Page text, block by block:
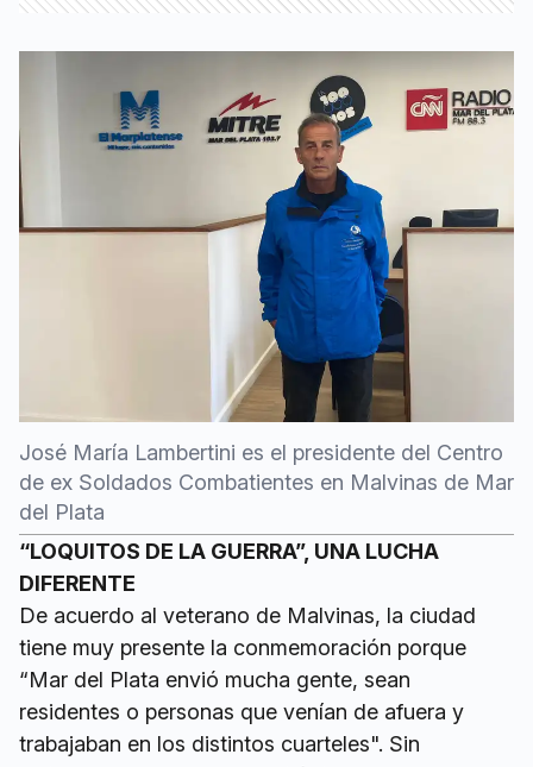
José María Lambertini es el presidente del Centro
de ex Soldados Combatientes en Malvinas de Mar
del Plata
“LOQUITOS DE LA GUERRA”, UNA LUCHA
DIFERENTE
De acuerdo al veterano de Malvinas, la ciudad
tiene muy presente la conmemoración porque
“Mar del Plata envió mucha gente, sean
residentes o personas que venían de afuera y
trabajaban en los distintos cuarteles". Sin